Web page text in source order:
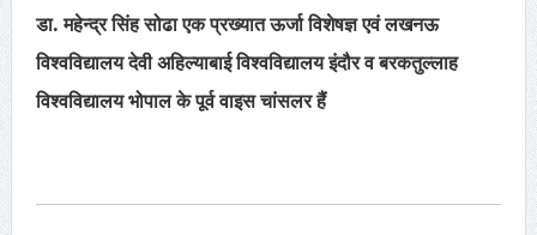
डा. महेन्द्र सिंह सोढा एक प्रख्यात ऊर्जा विशेषज्ञ एवं लखनऊ
विश्वविद्यालय देवी अहिल्याबाई विश्वविद्यालय इंदौर व बरकतुल्लाह
विश्वविद्यालय भोपाल के पूर्व वाइस चांसलर हैं